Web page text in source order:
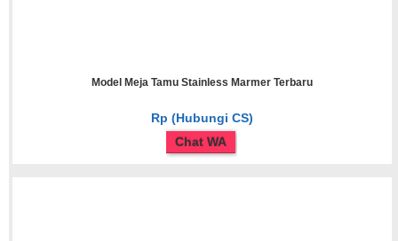
Model Meja Tamu Stainless Marmer Terbaru
Rp (Hubungi CS)
Chat WA